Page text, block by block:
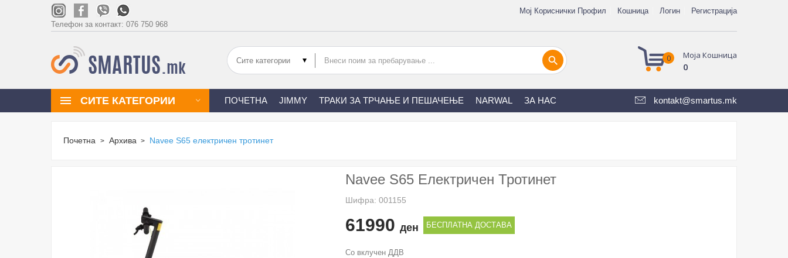
Мој Кориснички Профил Кошница Логин
Регистрација
Телефон за контакт: 076 750 968
Моја Кошница
0
0
search
kontakt@smartus.mk
СИТЕ КАТЕГОРИИ ПОЧЕТНА JIMMY ТРАКИ ЗА ТРЧАЊЕ И ПЕШАЧЕЊЕ NARWAL ЗА НАС
Почетна Архива Navee S65 електричен тротинет
Navee S65 Електричен Тротинет
Шифра: 001155
61990 ден БЕСПЛАТНА ДОСТАВА
Со вклучен ДДВ